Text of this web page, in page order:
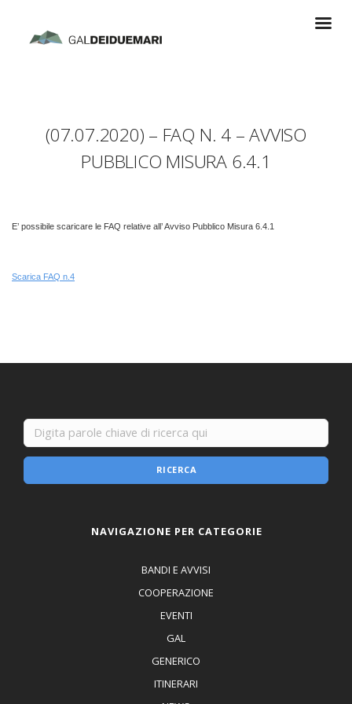
(07.07.2020) – FAQ N. 4 – AVVISO
PUBBLICO MISURA 6.4.1
E’ possibile scaricare le FAQ relative all’ Avviso Pubblico Misura 6.4.1
Scarica FAQ n. 4
RICERCA
NAVIGAZIONE PER CATEGORIE
BANDI E AVVISI
COOPERAZIONE
EVENTI
GAL
GENERICO
ITINERARI